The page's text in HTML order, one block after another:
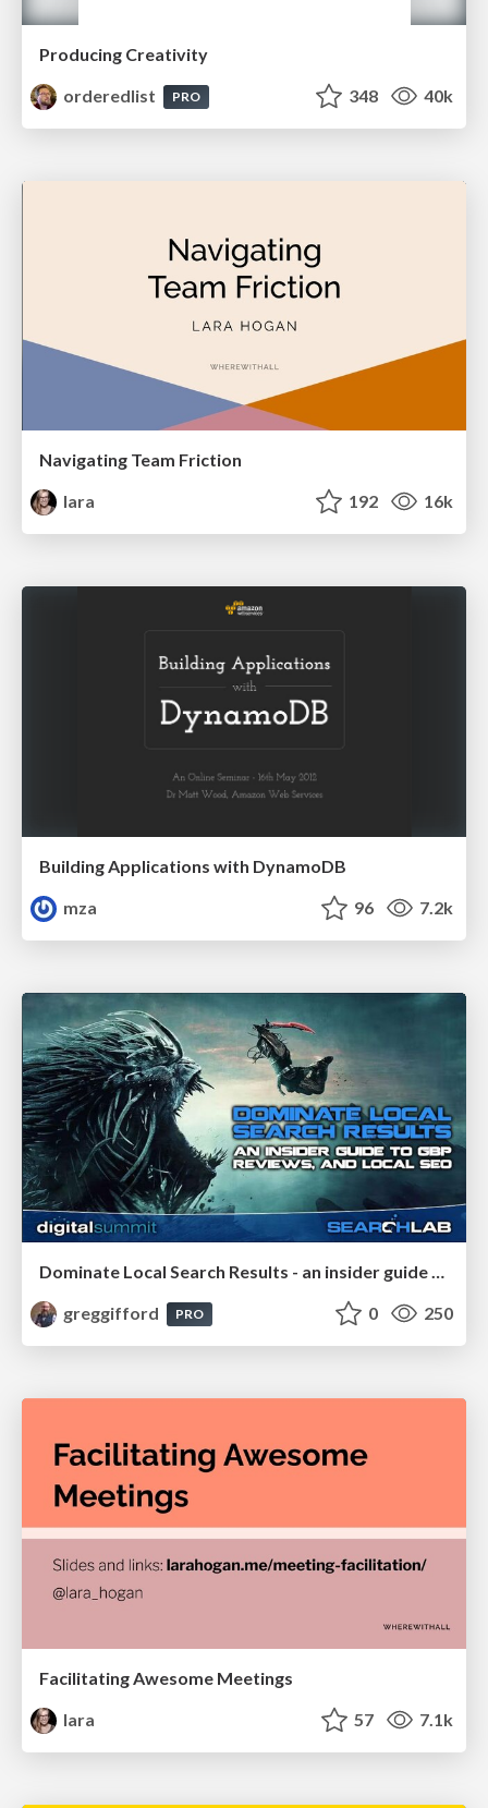
Producing Creativity
orderedlist
PRO 348 40k
Navigating Team Friction
lara
192 16k
Building Applications with DynamoDB
mza
96 7.2k
Dominate Local Search Results - an insider guide to GBP, reviews, and Local SEO
greggifford
PRO 0 250
Facilitating Awesome Meetings
lara
57 7.1k